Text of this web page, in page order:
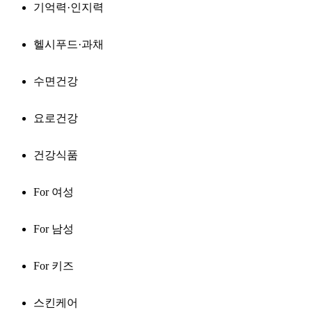
기억력·인지력
헬시푸드·과채
수면건강
요로건강
건강식품
For 여성
For 남성
For 키즈
스킨케어